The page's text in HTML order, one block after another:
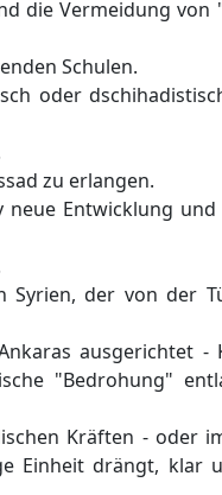
die Vermeidung von
Schulen.
oder
zu erlangen.
neue Entwicklung
Syrien, der von der
ausgerichtet -
"Bedrohung"
Kräften - oder
Einheit drängt, klar